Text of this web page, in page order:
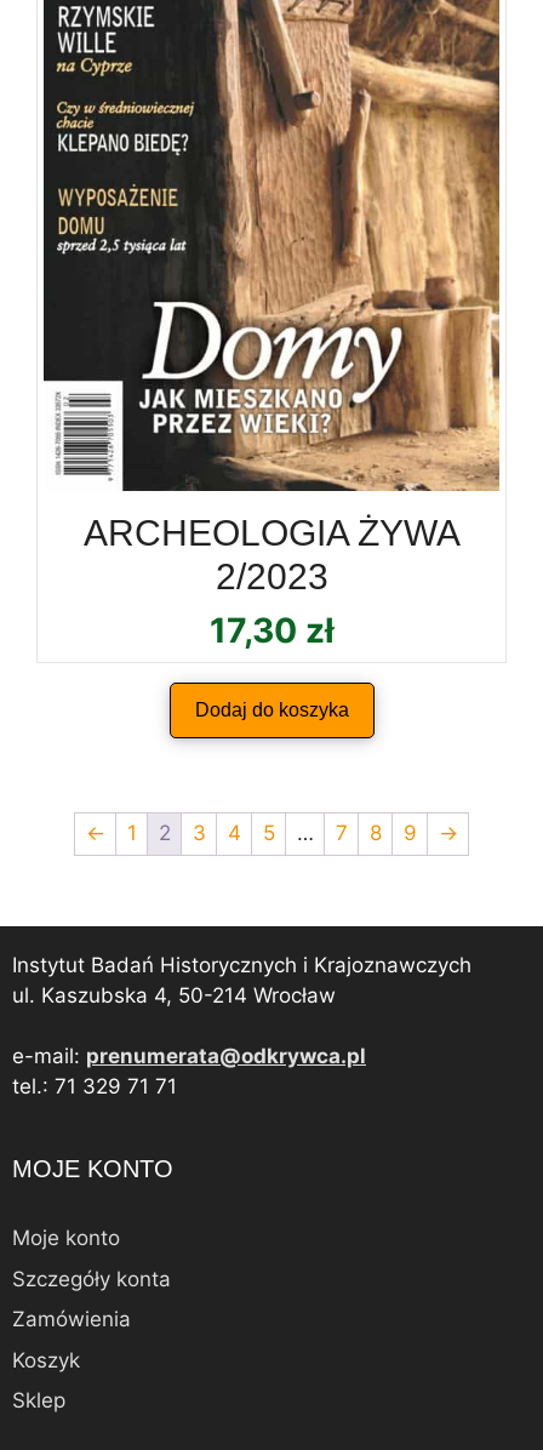
ARCHEOLOGIA ŻYWA
2/2023
17,30 zł
Dodaj do koszyka
← 1 2 3 4 5 … 7 8 9 →
Instytut Badań Historycznych i Krajoznawczych
ul. Kaszubska 4, 50-214 Wrocław
e-mail: prenumerata@odkrywca.pl
tel.: 71 329 71 71
MOJE KONTO
Moje konto
Szczegóły konta
Zamówienia
Koszyk
Sklep